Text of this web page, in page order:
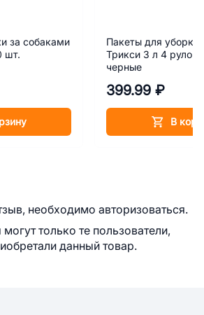
за собаками
шт.
Пакеты для уборки
Трикси 3 л 4
черные
399.99 ₽
В
необходимо авторизоваться.
только те пользователи,
данный товар.